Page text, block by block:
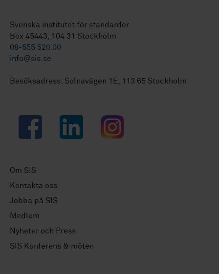
Svenska institutet för standarder
Box 45443, 104 31 Stockholm
08-555 520 00
info@sis.se
Besöksadress: Solnavägen 1E, 113 65 Stockholm
Facebook LinkedIn Instagram
Om SIS
Kontakta oss
Jobba på SIS
Medlem
Nyheter och Press
SIS Konferens & möten